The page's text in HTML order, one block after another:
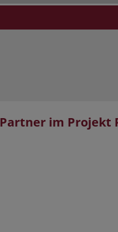
Partner im Projekt